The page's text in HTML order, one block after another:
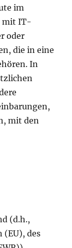
im
mit IT-
oder
die in eine
In
mit den
(d.h.,
(EU), des